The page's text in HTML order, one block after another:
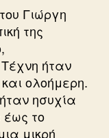
Γιώργη
της
ήταν
ολοήμερη.
ησυχία
το
μικρή